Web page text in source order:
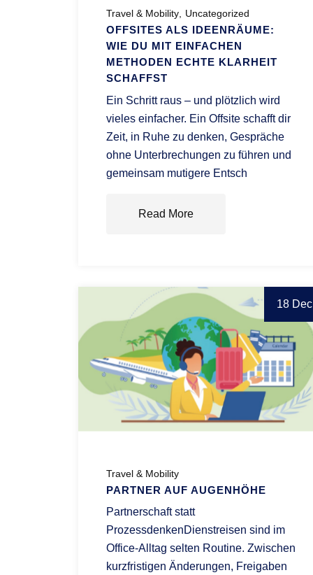
Travel & Mobility Uncategorized
OFFSITES ALS IDEENRÄUME:
WIE DU MIT EINFACHEN
METHODEN ECHTE KLARHEIT
SCHAFFST
Ein Schritt raus – und plötzlich wird
vieles einfacher. Ein Offsite schafft dir
Zeit, in Ruhe zu denken, Gespräche
ohne Unterbrechungen zu führen und
gemeinsam mutigere Entsch
Read More
18 Dec
Travel & Mobility
PARTNER AUF AUGENHÖHE
Partnerschaft statt
ProzessdenkenDienstreisen sind im
Office-Alltag selten Routine. Zwischen
kurzfristigen Änderungen, Freigaben